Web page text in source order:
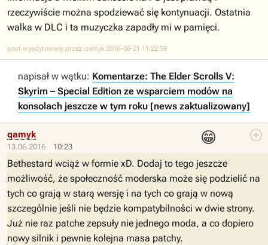
rzeczywiście można spodziewać się kontynuacji. Ostatnia
walka w DLC i ta muzyczka zapadły mi w pamięci.
post wyedytowany przez qamyk 2016-06-21 11:22:59
napisał w wątku: Komentarze: The Elder Scrolls V:
Skyrim – Special Edition ze wsparciem modów na
konsolach jeszcze w tym roku [news zaktualizowany]
13.06.2016 10:23
😁
qamyk
Bethestard wciąż w formie xD. Dodaj to tego jeszcze
możliwość, że społeczność moderska może się podzielić na
tych co grają w starą wersję i na tych co grają w nową
szczególnie jeśli nie będzie kompatybilności w dwie strony.
Już nie raz patche zepsuły nie jednego moda, a co dopiero
nowy silnik i pewnie kolejna masa patchy.